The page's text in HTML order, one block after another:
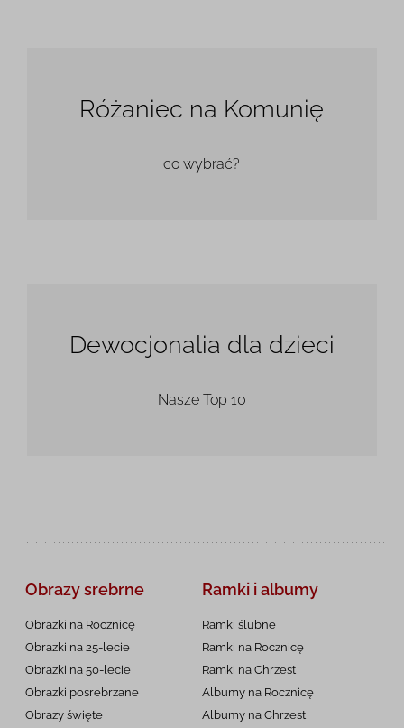
Różaniec na Komunię
co wybrać?
Dewocjonalia dla dzieci
Nasze Top 10
Obrazy srebrne
Obrazki na Rocznicę
Obrazki na 25-lecie
Obrazki na 50-lecie
Obrazki posrebrzane
Obrazy święte
Ramki i albumy
Ramki ślubne
Ramki na Rocznicę
Ramki na Chrzest
Albumy na Rocznicę
Albumy na Chrzest